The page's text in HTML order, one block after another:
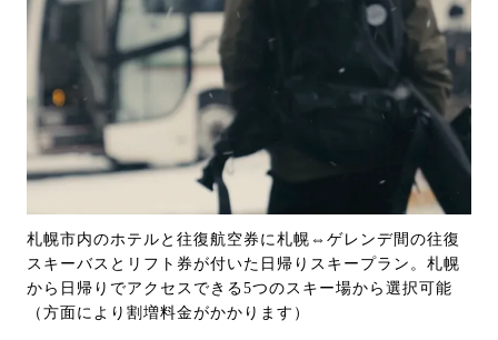
札幌市内のホテルと往復航空券に札幌⇔ゲレンデ間の往復
スキーバスとリフト券が付いた日帰りスキープラン。札幌
から日帰りでアクセスできる5つのスキー場から選択可能
（方面により割増料金がかかります）